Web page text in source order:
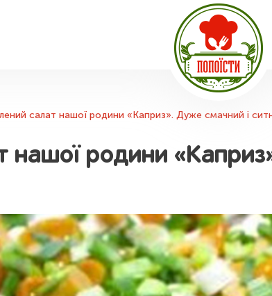
салат нашої родини «Каприз». Дуже смачний і
нашої родини